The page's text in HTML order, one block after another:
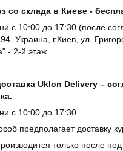
со склада в Киеве -
с 10:00 до 17:30 (после
Украина, г.Киев, ул.
- 2-й этаж
Uklon Delivery –
с 10:00 до 17:30
предполагает доставку
только после